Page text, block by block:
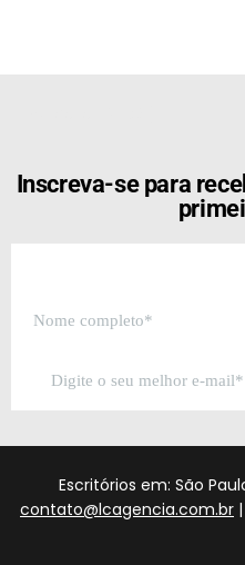
Inscreva-se para
Escritórios em: São
contato@lcagencia.com.br |